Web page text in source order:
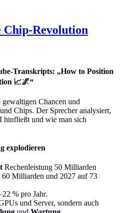
Revolution
Transkripts: „How to Position
📈🌌“
Chancen und
Chips. Der Sprecher analysiert,
hinfließt und wie man sich
explodieren
Rechenleistung 50 Milliarden
60 Milliarden und 2027 auf 73
% pro Jahr.
und Server, sondern auch